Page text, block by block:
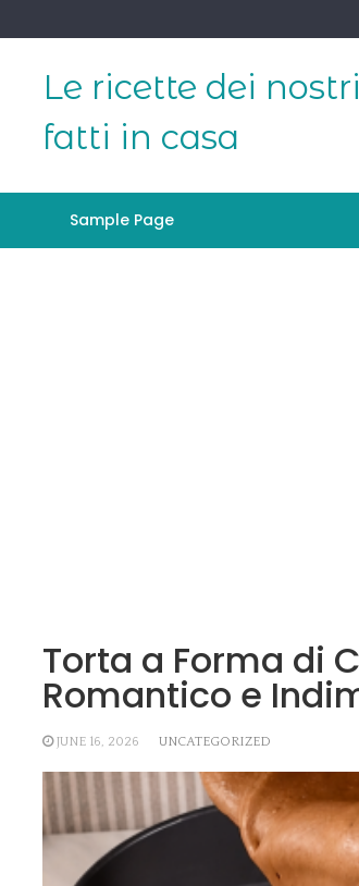
to
Le ricette dei
fatti in casa
Sample Page
Torta a Forma di
Romantico e
JUNE 16, 2026 UNCATEGORIZED